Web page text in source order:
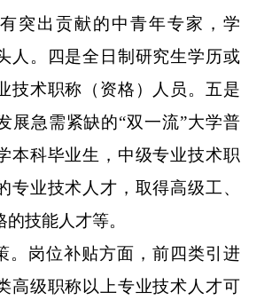
有突出贡献的中青年专家，学
人。四是全日制研究生学历或
技术职称（资格）人员。五是
展急需紧缺的“双一流”大学普
本科毕业生，中级专业技术职
专业技术人才，取得高级工、
技能人才等。
。岗位补贴方面，前四类引进
高级职称以上专业技术人才可